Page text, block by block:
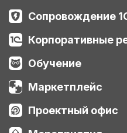
Сопровождение
Корпоративные
Обучение
Маркетплейс
Проектный офис